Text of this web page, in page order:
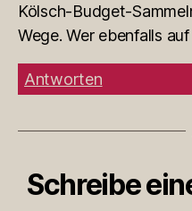
Kölsch-Budget-
Wege. Wer ebenfalls
Antworten
Schreibe